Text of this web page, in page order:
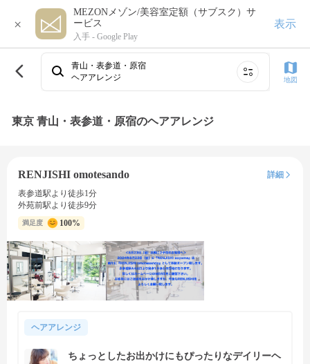
×
MEZONメゾン/美容室定額（サブスク）サ
ービス
入手 - Google Play
表示
青山・表参道・原宿
ヘアアレンジ
地図
東京 青山・表参道・原宿のヘアアレンジ
RENJISHI omotesando
詳細
表参道駅より徒歩1分
外苑前駅より徒歩9分
満足度 100%
ヘアアレンジ
ちょっとしたお出かけにもぴったりなデイリーヘ